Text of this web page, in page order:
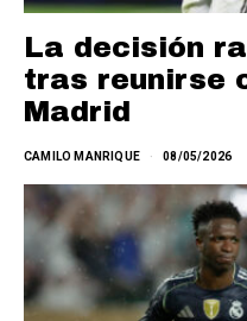
La decisión
tras reunirse
Madrid
CAMILO MANRIQUE 08/05/2026